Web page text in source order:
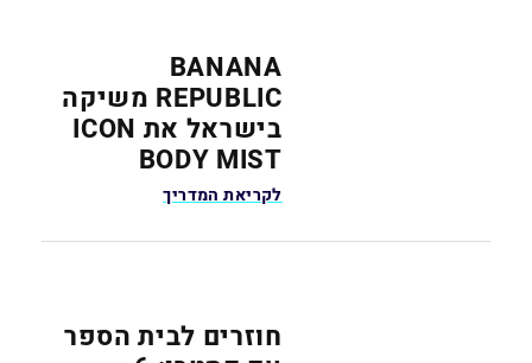
BANANA
REPUBLIC משיקה
בישראל את ICON
BODY MIST
לקריאת המדריך
חוזרים לבית הספר